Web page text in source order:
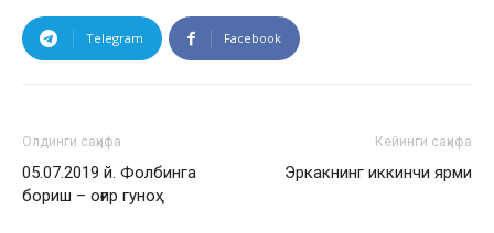
Telegram Facebook
Олдинги саҳифа
05.07.2019 й. Фолбинга
бориш – оғир гуноҳ
Кейинги саҳифа
Эркакнинг иккинчи ярми